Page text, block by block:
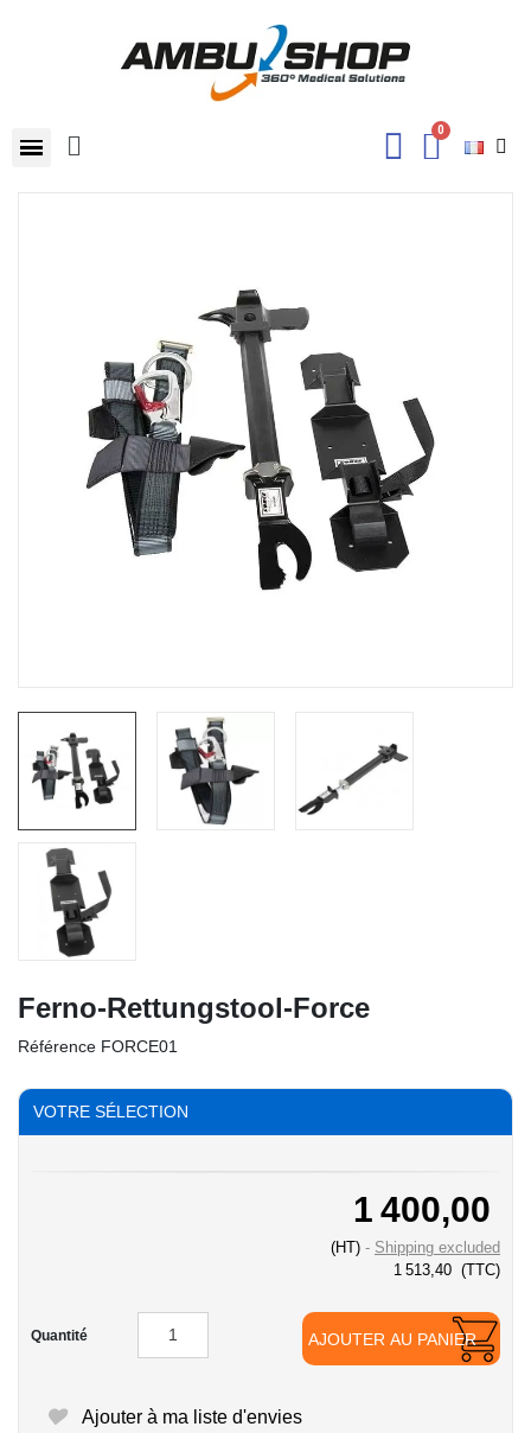
Ferno-Rettungstool-Force
Référence FORCE01
VOTRE SÉLECTION
1 400,00
(HT)
Shipping excluded
1 513,40 (TTC)
Quantité AJOUTER AU PANIER
Ajouter à ma liste d'envies